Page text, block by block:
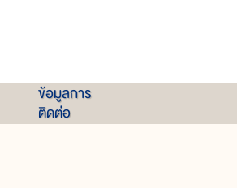
ข้อมูลการ
ติดต่อ